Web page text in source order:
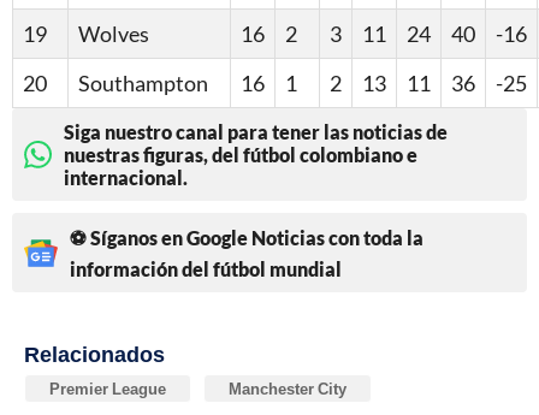
19
Wolves 16 2 3 11 24 40
-16
20
Southampton 16 1 2 13 11 36 -25
Siga nuestro canal para tener las noticias de
nuestras figuras, del fútbol colombiano e
internacional.
⚽ Síganos en Google Noticias con toda la
información del fútbol mundial
Relacionados
Premier League Manchester City